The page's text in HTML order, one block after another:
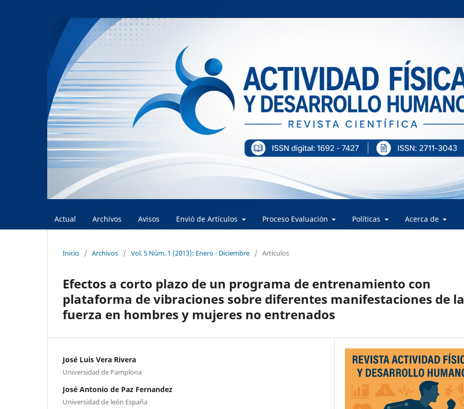
Actual Archivos Avisos Envió de Artículos Proceso Evaluación Políticas Acerca de
Inicio / Archivos / Vol. 5 Núm. 1 (2013): Enero - Diciembre / Artículos
Efectos a corto plazo de un programa de entrenamiento con
plataforma de vibraciones sobre diferentes manifestaciones de la
fuerza en hombres y mujeres no entrenados
José Luis Vera Rivera
Universidad de Pamplona
José Antonio de Paz Fernandez
Universidad de león España